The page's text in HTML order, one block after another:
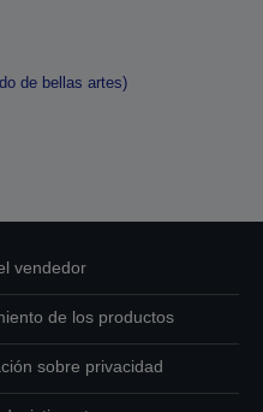
de bellas artes)
vendedor
de los productos
sobre privacidad